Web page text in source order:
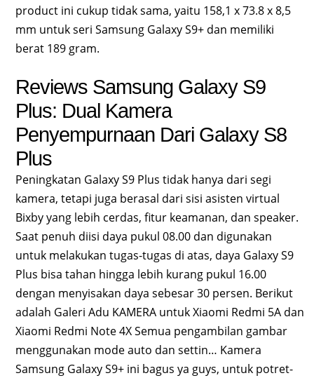
product ini cukup tidak sama, yaitu 158,1 x 73.8 x 8,5
mm untuk seri Samsung Galaxy S9+ dan memiliki
berat 189 gram.
Reviews Samsung Galaxy S9
Plus: Dual Kamera
Penyempurnaan Dari Galaxy S8
Plus
Peningkatan Galaxy S9 Plus tidak hanya dari segi
kamera, tetapi juga berasal dari sisi asisten virtual
Bixby yang lebih cerdas, fitur keamanan, dan speaker.
Saat penuh diisi daya pukul 08.00 dan digunakan
untuk melakukan tugas-tugas di atas, daya Galaxy S9
Plus bisa tahan hingga lebih kurang pukul 16.00
dengan menyisakan daya sebesar 30 persen. Berikut
adalah Galeri Adu KAMERA untuk Xiaomi Redmi 5A dan
Xiaomi Redmi Note 4X Semua pengambilan gambar
menggunakan mode auto dan settin… Kamera
Samsung Galaxy S9+ ini bagus ya guys, untuk potret-